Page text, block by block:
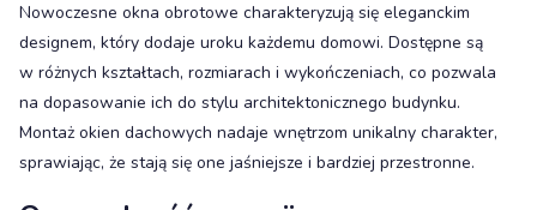
Nowoczesne okna obrotowe charakteryzują się eleganckim
designem, który dodaje uroku każdemu domowi. Dostępne są
w różnych kształtach, rozmiarach i wykończeniach, co pozwala
na dopasowanie ich do stylu architektonicznego budynku.
Montaż okien dachowych nadaje wnętrzom unikalny charakter,
sprawiając, że stają się one jaśniejsze i bardziej przestronne.